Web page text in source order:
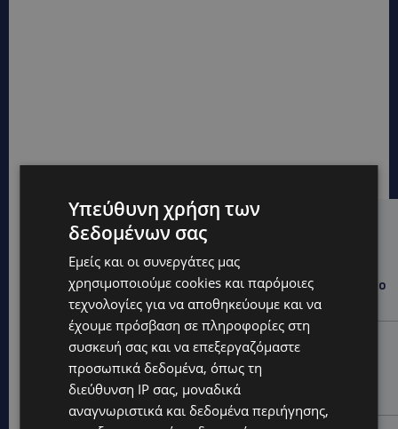
Hot this week
WORLD
ΦΩΤΙΑ ΣΤΟΝ ΒΟΛΟ: Στις φλόγες περιοχή πάνω από το
αρχαίο θέατρο Δημητριάδος
STORIES
ΜΑΝΩΛΗΣ ΕΜΜΑΝΟΥΗΛ: Η ιστορία της θρυλικής
Corner Pub που ξυπνά μνήμες δεκαετιών – Το
αφιέρωμα μετά τη φωτιά-(Φώτο)
Υπεύθυνη χρήση των
δεδομένων σας
Εμείς και οι συνεργάτες μας
χρησιμοποιούμε cookies και παρόμοιες
τεχνολογίες για να αποθηκεύουμε και να
έχουμε πρόσβαση σε πληροφορίες στη
συσκευή σας και να επεξεργαζόμαστε
προσωπικά δεδομένα, όπως τη
διεύθυνση IP σας, μοναδικά
αναγνωριστικά και δεδομένα περιήγησης,